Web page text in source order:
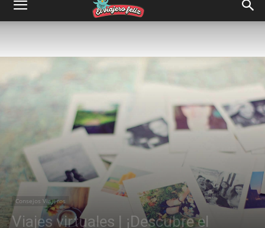
Consejos Viajeros
Viajes virtuales | ¡Descubre el